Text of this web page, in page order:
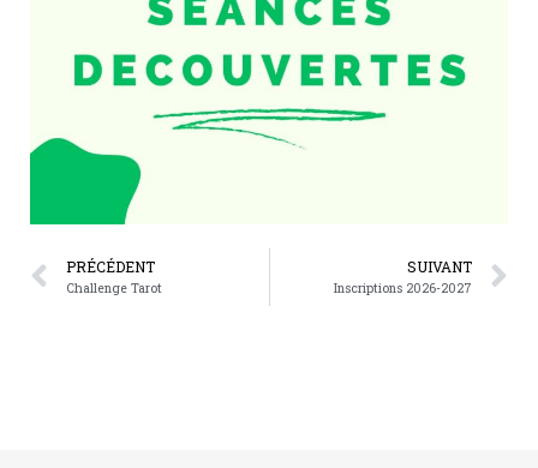
PRÉCÉDENT
Challenge Tarot
SUIVANT
Inscriptions 2026-2027